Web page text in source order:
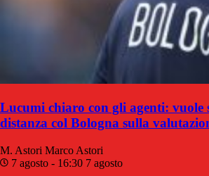
Lucumi chiaro con gli agenti: vuole
distanza col Bologna sulla
M. Astori Marco Astori
7 agosto - 16:30 7 agosto